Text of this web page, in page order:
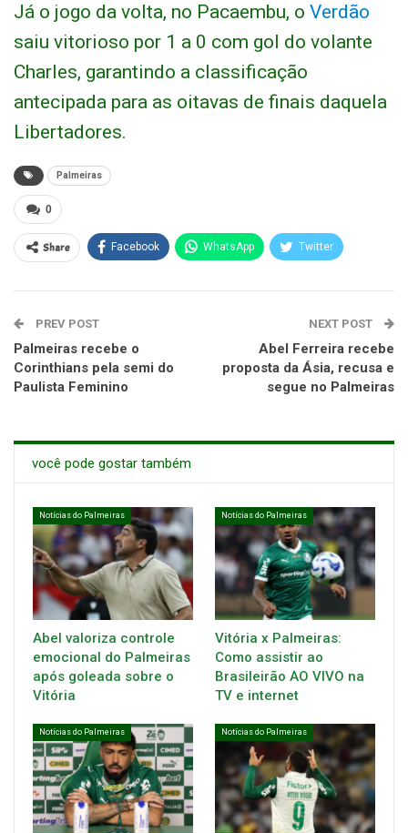
Já o jogo da volta, no Pacaembu, o Verdão
saiu vitorioso por 1 a 0 com gol do volante
Charles, garantindo a classificação
antecipada para as oitavas de finais daquela
Libertadores.
Palmeiras
0
Share Facebook WhatsApp Twitter
PREV POST
Palmeiras recebe o
Corinthians pela semi do
Paulista Feminino
NEXT POST
Abel Ferreira recebe
proposta da Ásia, recusa e
segue no Palmeiras
você pode gostar também
Notícias do Palmeiras
Abel valoriza controle
emocional do Palmeiras
após goleada sobre o
Vitória
Notícias do Palmeiras
Vitória x Palmeiras:
Como assistir ao
Brasileirão AO VIVO na
TV e internet
Notícias do Palmeiras Notícias do Palmeiras